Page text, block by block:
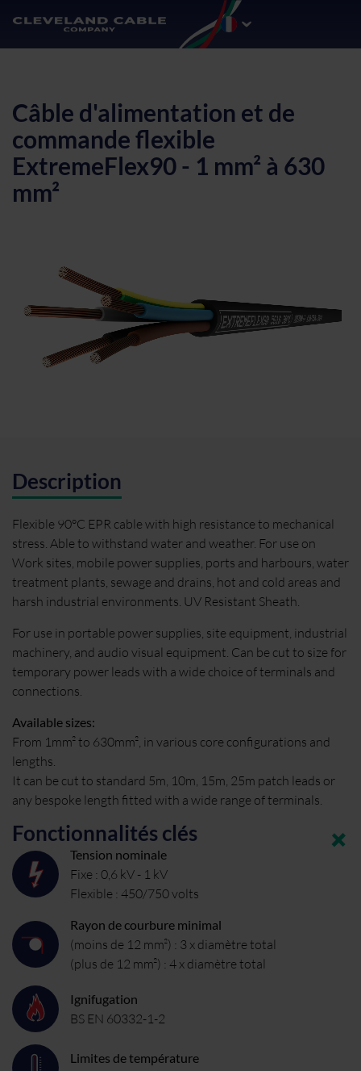
Câble d'alimentation et de
commande flexible
ExtremeFlex90 - 1 mm² à 630
mm²
Description
Flexible 90°C EPR cable with high resistance to mechanical
stress. Able to withstand water and weather. For use on
Work sites, mobile power supplies, ports and harbours, water
treatment plants, sewage and drains, hot and cold areas and
harsh industrial environments. UV Resistant Sheath.
For use in portable power supplies, site equipment, industrial
machinery, and audio visual equipment. Can be cut to size for
temporary power leads with a wide choice of terminals and
connections.
Available sizes:
From 1mm² to 630mm², in various core configurations and
lengths.
It can be cut to standard 5m, 10m, 15m, 25m patch leads or
any bespoke length fitted with a wide range of terminals.
Fonctionnalités clés
Tension nominale
Fixe : 0,6 kV - 1 kV
Flexible : 450/750 volts
Rayon de courbure minimal
(moins de 12 mm²) : 3 x diamètre total
(plus de 12 mm²) : 4 x diamètre total
Ignifugation
BS EN 60332-1-2
Limites de température